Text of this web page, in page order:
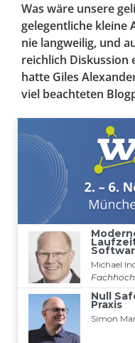
Was wäre unsere
gelegentliche kleine
nie langweilig, und
reichlich Diskussion
hatte Giles
viel beachteten